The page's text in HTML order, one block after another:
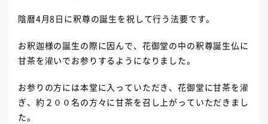
陰暦4月8日に釈尊の誕生を祝して行う法要です。
お釈迦様の誕生の際に因んで、花御堂の中の釈尊誕生仏に
甘茶を灌いでお参りするようになりました。
お参りの方には本堂に入っていただき、花御堂に甘茶を灌
ぎ、約２００名の方々に甘茶を召し上がっていただきまし
た。